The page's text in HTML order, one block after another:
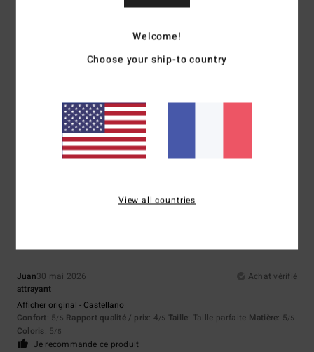
4/5
9 juin 2026
Afficher original - English
/5 Rapport qualité / prix
5/5
Juan30 mai 2026
Achat vérifié
attrayant
Afficher original - Castellano
Confort: 5/5 Rapport qualité / prix: 4/5 Taille: Taille parfaite Matière: 5/5
Coloris: 5/5
Je recommande ce produit
Welcome!
Choose your ship-to country
View all countries